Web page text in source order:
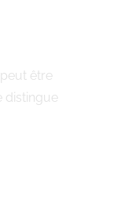
peut être
distingue